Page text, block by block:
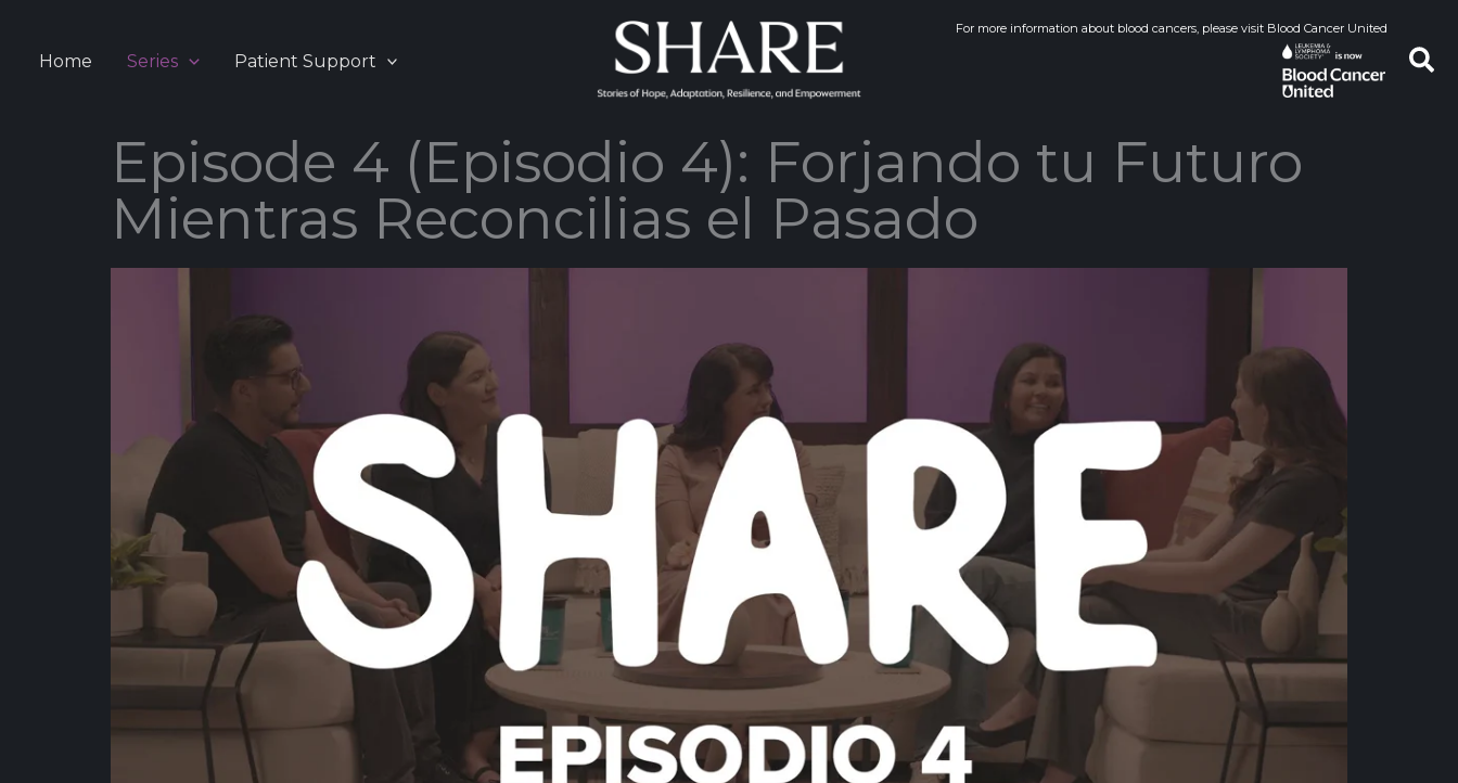
content
Home Series Patient Support
For more information about blood cancers, please visit Blood Cancer United
Episode 4 (Episodio 4): Forjando tu Futuro
Mientras Reconcilias el Pasado